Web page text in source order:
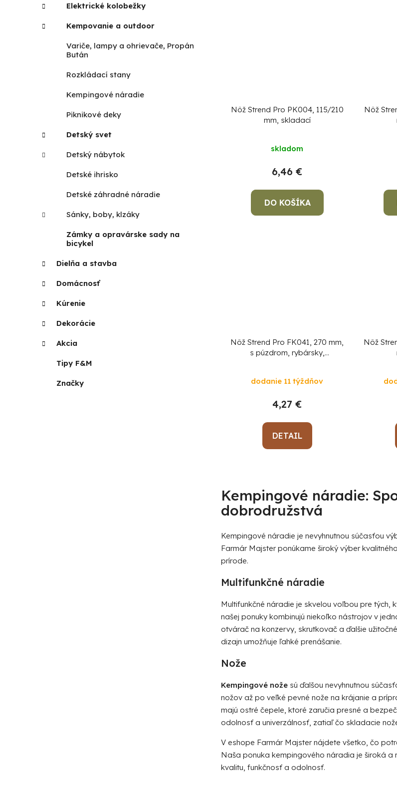
Elektrické kolobežky
Kempovanie a outdoor
Variče, lampy a ohrievače, Propán
Bután
Rozkládací stany
Kempingové náradie
Piknikové deky
Detský svet
Detský nábytok
Detské ihrisko
Detské záhradné náradie
Sánky, boby, klzáky
Zámky a opravárske sady na
bicykel
Dielňa a stavba
Domácnosť
Kúrenie
Dekorácie
Akcia
Tipy F&M
Značky
Nôž Strend Pro PK004, 115/210
mm, skladací
skladom
6,46 €
DO KOŠÍKA
Nôž
Nôž Strend Pro FK041, 270 mm,
s púzdrom, rybársky,
dodanie 11 týždňov
4,27 €
DETAIL
Nôž
Kempingové náradie:
dobrodružstvá
Kempingové náradie je nevyhnutnou súčasťou
Farmár Majster ponúkame široký výber
prírode.
Multifunkčné náradie
Multifunkčné náradie je skvelou voľbou pre tých,
našej ponuky kombinujú niekoľko nástrojov v
otvárač na konzervy, skrutkovač a ďalšie
dizajn umožňuje ľahké prenášanie.
Nože
Kempingové nože sú ďalšou nevyhnutnou
nožov až po veľké pevné nože na krájanie a
majú ostré čepele, ktoré zaručia presné a
odolnosť a univerzálnosť, zatiaľ čo skladacie
V eshope Farmár Majster nájdete všetko, čo
Naša ponuka kempingového náradia je široká
kvalitu, funkčnosť a odolnosť.